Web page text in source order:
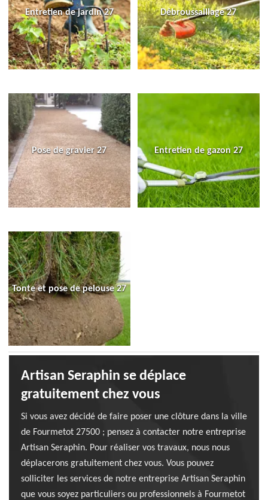
Entretien de jardin 27 Débroussaillage 27
Pose de gravier 27 Entretien de gazon 27
Tonte et pose de pelouse 27
Artisan Seraphin se déplace
gratuitement chez vous
Si vous avez décidé de faire poser une clôture dans la ville
de Fourmetot 27500 ; pensez à contacter notre entreprise
Artisan Seraphin. Pour réaliser vos travaux, nous nous
déplacerons gratuitement chez vous. Vous pouvez
solliciter les services de notre entreprise Artisan Seraphin
que vous soyez particuliers ou professionnels à Fourmetot